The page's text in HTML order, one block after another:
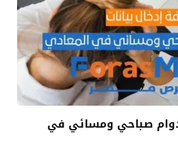
صباحي ومسائي في